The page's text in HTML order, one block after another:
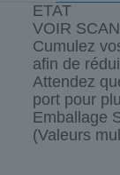
ETAT
VOIR SCAN
Cumulez
afin de
Attendez
port pour
Emballage
(Valeurs